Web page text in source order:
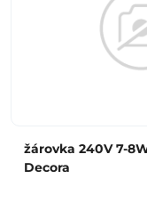
žárovka 240V 7-
Decora